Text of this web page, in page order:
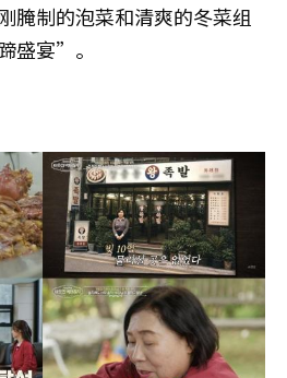
腌制的泡菜和清爽的冬菜组
盛宴”。